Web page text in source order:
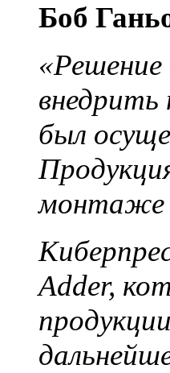
Боб
«Решение
внедрить
был
монтаже
Adder,